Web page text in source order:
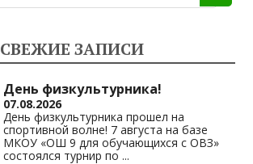
gr
a
m
s
A
p
p
y
Li
n
k
СВЕЖИЕ ЗАПИСИ
День физкультурника!
07.08.2026
День физкультурника прошел на
спортивной волне! 7 августа на базе
МКОУ «ОШ 9 для обучающихся с ОВЗ»
состоялся турнир по ...